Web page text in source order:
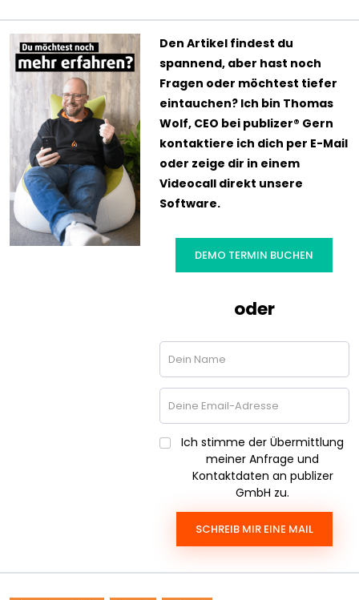
Den Artikel findest du
spannend, aber hast noch
Fragen oder möchtest tiefer
eintauchen? Ich bin Thomas
Wolf, CEO bei publizer® Gern
kontaktiere ich dich per E-Mail
oder zeige dir in einem
Videocall direkt unsere
Software.
DEMO TERMIN BUCHEN
oder
Ich stimme der Übermittlung
meiner Anfrage und
Kontaktdaten an publizer
GmbH zu.
SCHREIB MIR EINE MAIL